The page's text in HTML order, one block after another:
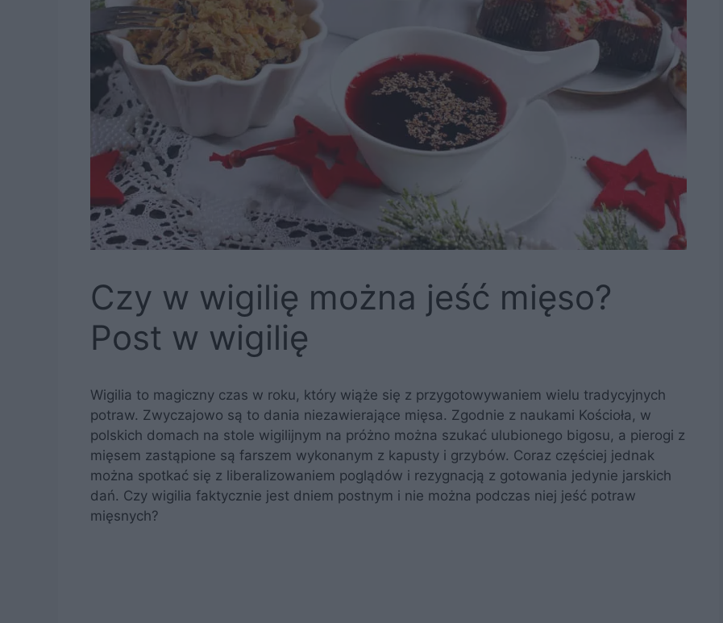
Czy w wigilię można jeść mięso?
Post w wigilię
Wigilia to magiczny czas w roku, który wiąże się z przygotowywaniem wielu tradycyjnych
potraw. Zwyczajowo są to dania niezawierające mięsa. Zgodnie z naukami Kościoła, w
polskich domach na stole wigilijnym na próżno można szukać ulubionego bigosu, a pierogi z
mięsem zastąpione są farszem wykonanym z kapusty i grzybów. Coraz częściej jednak
można spotkać się z liberalizowaniem poglądów i rezygnacją z gotowania jedynie jarskich
dań. Czy wigilia faktycznie jest dniem postnym i nie można podczas niej jeść potraw
mięsnych?